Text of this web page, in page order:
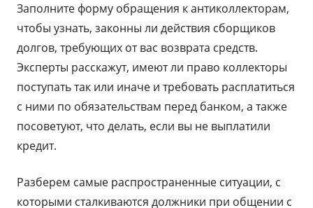
Заполните форму обращения к антиколлекторам,
чтобы узнать, законны ли действия сборщиков
долгов, требующих от вас возврата средств.
Эксперты расскажут, имеют ли право коллекторы
поступать так или иначе и требовать расплатиться
с ними по обязательствам перед банком, а также
посоветуют, что делать, если вы не выплатили
кредит.
Разберем самые распространенные ситуации, с
которыми сталкиваются должники при общении с